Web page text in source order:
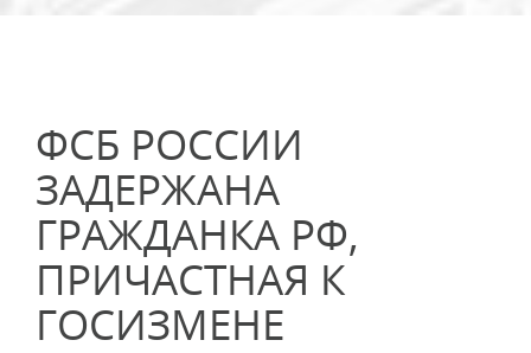
ФСБ РОССИИ
ЗАДЕРЖАНА
ГРАЖДАНКА РФ,
ПРИЧАСТНАЯ К
ГОСИЗМЕНЕ